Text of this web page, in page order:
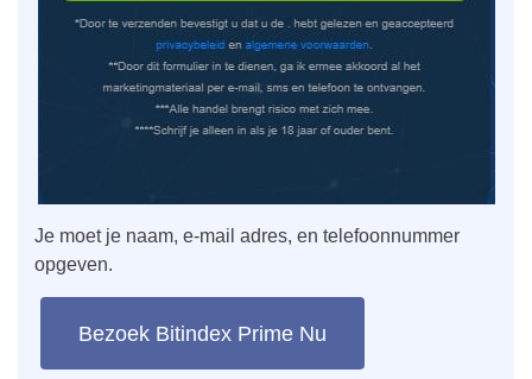
Je moet je naam, e-mail adres, en telefoonnummer
opgeven.
Bezoek Bitindex Prime Nu